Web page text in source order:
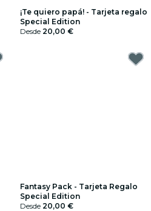
¡Te quiero papá! - Tarjeta regalo
Special Edition
Desde 20,00 €
Fantasy Pack - Tarjeta Regalo
Special Edition
Desde 20,00 €